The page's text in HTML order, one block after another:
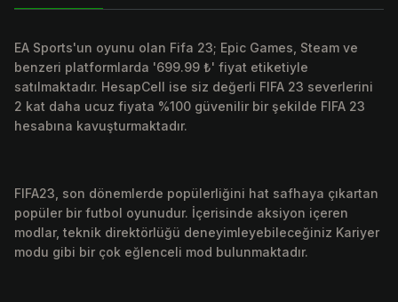
EA Sports'un oyunu olan Fifa 23; Epic Games, Steam ve
benzeri platformlarda '699.99 ₺' fiyat etiketiyle
satılmaktadır. HesapCell ise siz değerli FIFA 23 severlerini
2 kat daha ucuz fiyata %100 güvenilir bir şekilde FIFA 23
hesabına kavuşturmaktadır.
FIFA23, son dönemlerde popülerliğini hat safhaya çıkartan
popüler bir futbol oyunudur. İçerisinde aksiyon içeren
modlar, teknik direktörlüğü deneyimleyebileceğiniz Kariyer
modu gibi bir çok eğlenceli mod bulunmaktadır.